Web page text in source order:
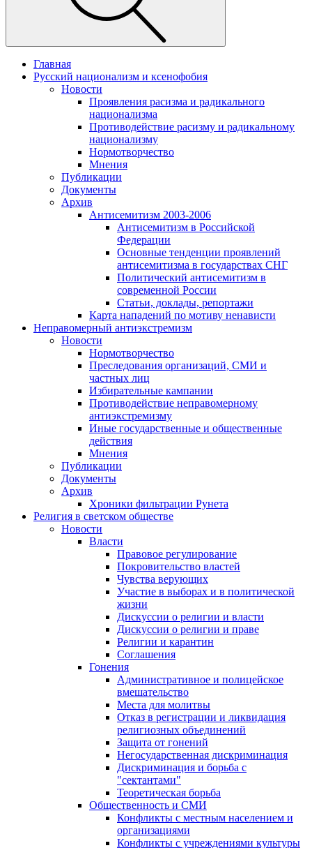
Главная
Русский национализм и ксенофобия
Новости
Проявления расизма и радикального
национализма
Противодействие расизму и радикальному
национализму
Нормотворчество
Мнения
Публикации
Документы
Архив
Антисемитизм 2003-2006
Антисемитизм в Российской
Федерации
Основные тенденции проявлений
антисемитизма в государствах СНГ
Политический антисемитизм в
современной России
Статьи, доклады, репортажи
Карта нападений по мотиву ненависти
Неправомерный антиэкстремизм
Новости
Нормотворчество
Преследования организаций, СМИ и
частных лиц
Избирательные кампании
Противодействие неправомерному
антиэкстремизму
Иные государственные и общественные
действия
Мнения
Публикации
Документы
Архив
Хроники фильтрации Рунета
Религия в светском обществе
Новости
Власти
Правовое регулирование
Покровительство властей
Чувства верующих
Участие в выборах и в политической
жизни
Дискуссии о религии и власти
Дискуссии о религии и праве
Религии и карантин
Соглашения
Гонения
Административное и полицейское
вмешательство
Места для молитвы
Отказ в регистрации и ликвидация
религиозных объединений
Защита от гонений
Негосударственная дискриминация
Дискриминация и борьба с
"сектантами"
Теоретическая борьба
Общественность и СМИ
Конфликты с местным населением и
организациями
Конфликты с учреждениями культуры